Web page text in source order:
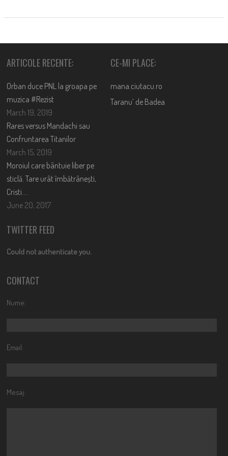
ARTICOLE RECENTE:
Orban duce PNL la groapa pe
muzica #Rezist
March 19, 2019
Rares versus Mandachi sau
Confruntarea Titanilor
March 15, 2019
Moroiul care bântuie liber pe
sticlă. Tare urât îmbătrânești,
Cristi….
June 20, 2017
CE-MI PLACE:
mana.ciutacu.ro
Taranu’ de Badea
TWITTER FEED
Could not authenticate you.
CONTACT
Nume:
Email:
Mesaj: